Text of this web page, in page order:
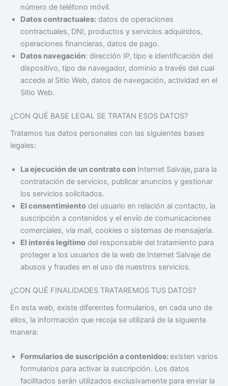
número de teléfono móvil.
Datos contractuales: datos de operaciones
contractuales, DNI, productos y servicios adquiridos,
operaciones financieras, datos de pago.
Datos navegación: dirección IP, tipo e identificación del
dispositivo, tipo de navegador, dominio a través del cual
accede al Sitio Web, datos de navegación, actividad en el
Sitio Web.
¿CON QUÉ BASE LEGAL SE TRATAN ESOS DATOS?
Tratamos tus datos personales con las siguientes bases
legales:
La ejecución de un contrato con Internet Salvaje, para la
contratación de servicios, publicar anuncios y gestionar
los servicios solicitados.
El consentimiento del usuario en relación al contacto, la
suscripción a contenidos y el envío de comunicaciones
comerciales, vía mail, cookies o sistemas de mensajería.
El interés legítimo del responsable del tratamiento para
proteger a los usuarios de la web de Internet Salvaje de
abusos y fraudes en el uso de nuestros servicios.
¿CON QUÉ FINALIDADES TRATAREMOS TUS DATOS?
En esta web, existe diferentes formularios, en cada uno de
ellos, la información que recoja se utilizará de la siguiente
manera:
Formularios de suscripción a contenidos: existen varios
formularios para activar la suscripción. Los datos
facilitados serán utilizados exclusivamente para enviar la